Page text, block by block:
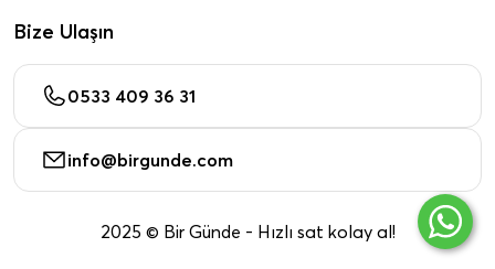
Bize Ulaşın
0533 409 36 31
info@birgunde.com
2025 © Bir Günde - Hızlı sat kolay al!